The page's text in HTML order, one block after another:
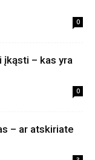
0
įkąsti – kas yra
0
– ar atskiriate